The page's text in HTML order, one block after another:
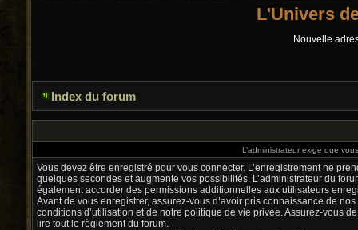
L'Univers
Nouvelle
Index du forum
L’administrateur exige que
Vous devez être enregistré pour vous connecter. L’enregistrement ne
quelques secondes et augmente vos possibilités. L’administrateur du
également accorder des permissions additionnelles aux utilisateurs
Avant de vous enregistrer, assurez-vous d’avoir pris connaissance de nos
conditions d’utilisation et de notre politique de vie privée. Assurez-vous
lire tout le règlement du forum.